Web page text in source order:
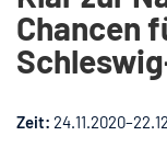
Chancen
Zeit: